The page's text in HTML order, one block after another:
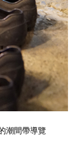
潮間帶導覽